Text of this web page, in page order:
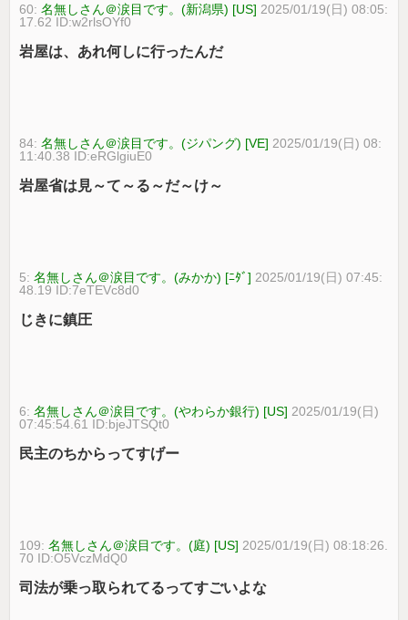
60:名無しさん＠涙目です。(新潟県) [US] 2025/01/19(日) 08:05:
17.62 ID:w2rlsOYf0
岩屋は、あれ何しに行ったんだ
84:名無しさん＠涙目です。(ジパング) [VE] 2025/01/19(日) 08:
11:40.38 ID:eRGlgiuE0
岩屋省は見～て～る～だ～け～
5:名無しさん＠涙目です。(みかか) [ﾆﾀﾞ] 2025/01/19(日) 07:45:
48.19 ID:7eTEVc8d0
じきに鎮圧
6:名無しさん＠涙目です。(やわらか銀行) [US] 2025/01/19(日)
07:45:54.61 ID:bjeJTSQt0
民主のちからってすげー
109:名無しさん＠涙目です。(庭) [US] 2025/01/19(日) 08:18:26.
70 ID:O5VczMdQ0
司法が乗っ取られてるってすごいよな